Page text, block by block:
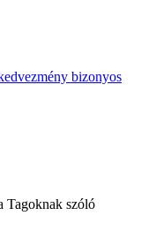
bizonyos
Tagoknak szóló